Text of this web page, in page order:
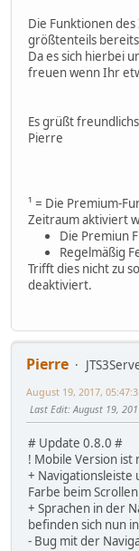
Die Funktionen
größtenteils
Da es sich hierbei
freuen wenn Ihr
Es grüßt
Pierre
¹ = Die Premium-
Zeitraum aktiviert
Die Premiun
Regelmäßig
Trifft dies nicht zu
deaktiviert.
Pierre
August 19, 2017,
Last Edit: August 19,
# Update 0.8.0 #
! Mobile Version ist
+ Navigationsleiste
Farbe beim
+ Sprachen in der
befinden sich nun
- Bug mit der